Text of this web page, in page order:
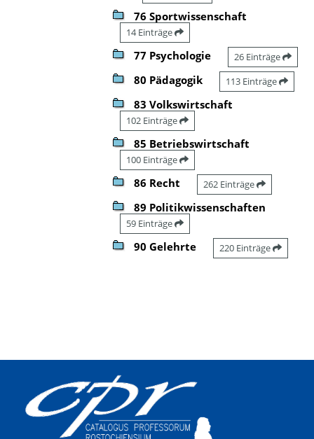
76 Sportwissenschaft
14 Einträge
77 Psychologie 26 Einträge
80 Pädagogik 113 Einträge
83 Volkswirtschaft
102 Einträge
85 Betriebswirtschaft
100 Einträge
86 Recht 262 Einträge
89 Politikwissenschaften
59 Einträge
90 Gelehrte 220 Einträge